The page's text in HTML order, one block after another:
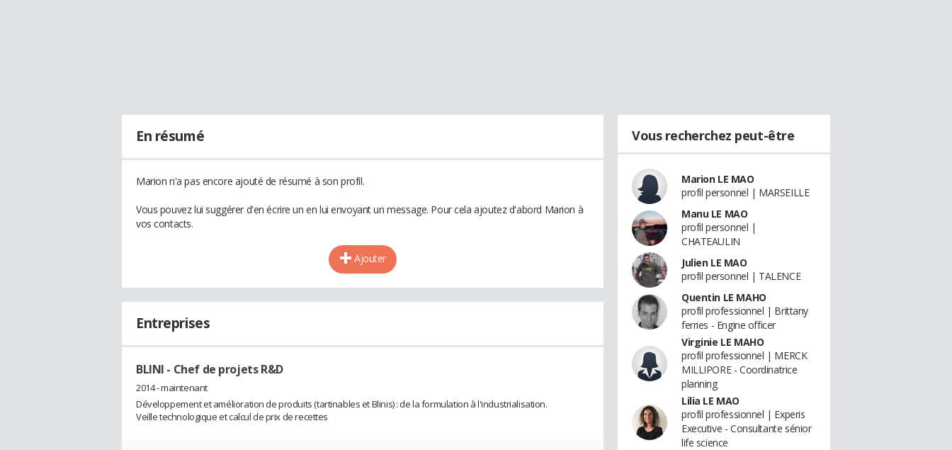
En résumé
Marion n'a pas encore ajouté de résumé à son profil.
Vous pouvez lui suggérer d'en écrire un en lui envoyant un message. Pour cela ajoutez d'abord Marion à
vos contacts.
Ajouter
Entreprises
BLINI - Chef de projets R&D
2014 - maintenant
Développement et amélioration de produits (tartinables et Blinis) : de la formulation à l'industrialisation.
Veille technologique et calcul de prix de recettes
Vous recherchez peut-être
Marion LE MAO
profil personnel | MARSEILLE
Manu LE MAO
profil personnel |
CHATEAULIN
Julien LE MAO
profil personnel | TALENCE
Quentin LE MAHO
profil professionnel | Brittany
ferries - Engine officer
Virginie LE MAHO
profil professionnel | MERCK
MILLIPORE - Coordinatrice
planning
Lilia LE MAO
profil professionnel | Experis
Executive - Consultante sénior
life science